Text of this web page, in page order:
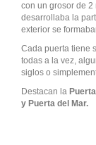
con un grosor de 2
desarrollaba la
exterior se
Cada puerta tiene
todas a la vez,
siglos o
Destacan la
y Puerta del Mar.